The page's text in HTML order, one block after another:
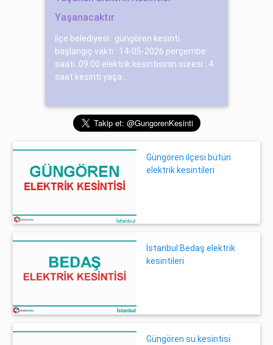
Yaşanacaktır
ilçe belediyesi : güngören kesinti
başlangıç vakti : 14-05-2026 perşembe
saati :09:00 elektrik kesintisinin süresi : 4
saat kesinti yaşa...
Güngören ilçesi bütün
elektrik kesintileri
İstanbul Bedaş elektrik
kesintileri
Güngören su kesintisi